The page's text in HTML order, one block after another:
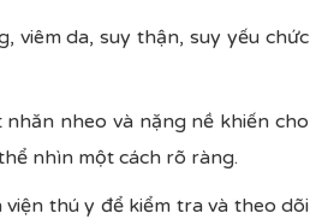
viêm da, suy thận, suy yếu chức
nheo và nặng nề khiến cho
nhìn một cách rõ ràng.
thú y để kiểm tra và theo dõi